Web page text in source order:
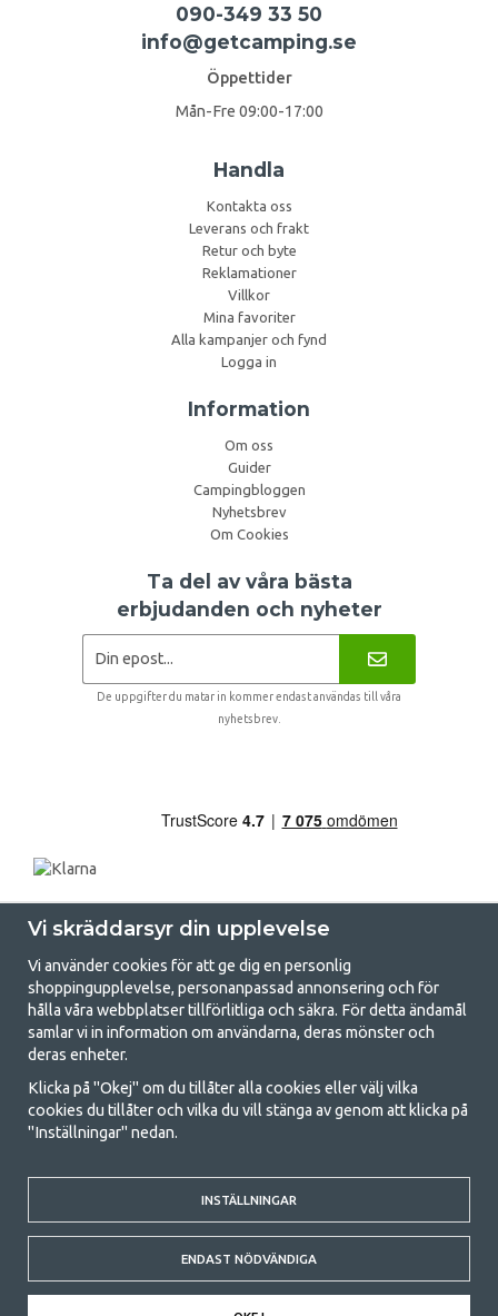
090-349 33 50
info@getcamping.se
Öppettider
Mån-Fre 09:00-17:00
Handla
Kontakta oss
Leverans och frakt
Retur och byte
Reklamationer
Villkor
Mina favoriter
Alla kampanjer och fynd
Logga in
Information
Om oss
Guider
Campingbloggen
Nyhetsbrev
Om Cookies
Ta del av våra bästa
erbjudanden och nyheter
De uppgifter du matar in kommer endast användas till våra
nyhetsbrev.
GetCamping.se - Din butik för camping
och uteliv
Att campa kan antingen vara en livsstil eller ett sätt att samla familjen
för ett gemensamt äventyr. Oavsett vilken kategori du tillhör hittar du
med att campa så därför erbjuder vi riktigt bra priser på familjetält,
husvagnstält och all annan utrustning för camping och friluftsliv. Vårt
mål är att i varje priskategori erbjuda den bästa campingutrustningen
gällande kvalitet och funktionalitet. Ta gärna kontakt med oss om det
är något du saknar eller vill veta mer om.
© 2020 GetCamping. All rights reserved.
Vi skräddarsyr din upplevelse
Vi använder cookies för att ge dig en personlig
shoppingupplevelse, personanpassad annonsering och för
hålla våra webbplatser tillförlitliga och säkra. För detta ändamål
samlar vi in information om användarna, deras mönster och
deras enheter.
Klicka på "Okej" om du tillåter alla cookies eller välj vilka
cookies du tillåter och vilka du vill stänga av genom att klicka på
"Inställningar" nedan.
INSTÄLLNINGAR
ENDAST NÖDVÄNDIGA